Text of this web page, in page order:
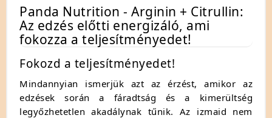
Panda Nutrition - Arginin + Citrullin:
Az edzés előtti energizáló, ami
fokozza a teljesítményedet!
Fokozd a teljesítményedet!
Mindannyian ismerjük azt az érzést, amikor az
edzések során a fáradtság és a kimerültség
legyőzhetetlen akadálynak tűnik. Az izmaid nem